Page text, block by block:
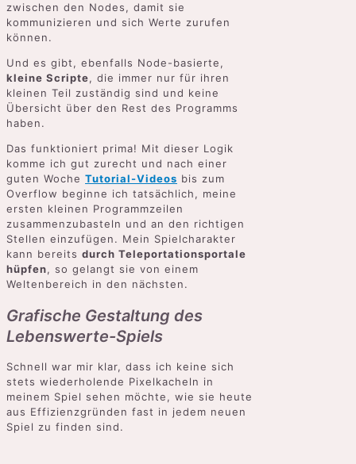
zwischen den Nodes, damit sie
kommunizieren und sich Werte zurufen
können.
Und es gibt, ebenfalls Node-basierte,
kleine Scripte, die immer nur für ihren
kleinen Teil zuständig sind und keine
Übersicht über den Rest des Programms
haben.
Das funktioniert prima! Mit dieser Logik
komme ich gut zurecht und nach einer
guten Woche Tutorial-Videos bis zum
Overflow beginne ich tatsächlich, meine
ersten kleinen Programmzeilen
zusammenzubasteln und an den richtigen
Stellen einzufügen. Mein Spielcharakter
kann bereits durch Teleportationsportale
hüpfen, so gelangt sie von einem
Weltenbereich in den nächsten.
Grafische Gestaltung des
Lebenswerte-Spiels
Schnell war mir klar, dass ich keine sich
stets wiederholende Pixelkacheln in
meinem Spiel sehen möchte, wie sie heute
aus Effizienzgründen fast in jedem neuen
Spiel zu finden sind.